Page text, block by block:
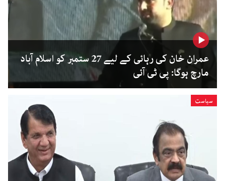
عمران خان کی رہائی کے لیے 27 ستمبر کو اسلام آباد
مارچ ہوگا: پی ٹی آئی
سیاست